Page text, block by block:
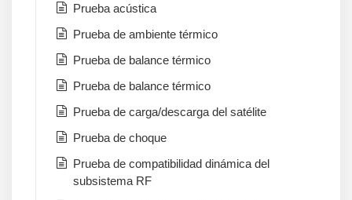
Prueba acústica
Prueba de ambiente térmico
Prueba de balance térmico
Prueba de balance térmico
Prueba de carga/descarga del satélite
Prueba de choque
Prueba de compatibilidad dinámica del
subsistema RF